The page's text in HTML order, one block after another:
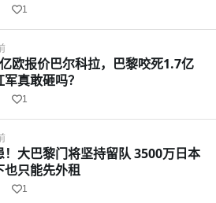
1
欧报价巴尔科拉，巴黎咬死1.7亿
真敢砸吗？
1
！大巴黎门将坚持留队 3500万日本
也只能先外租
1